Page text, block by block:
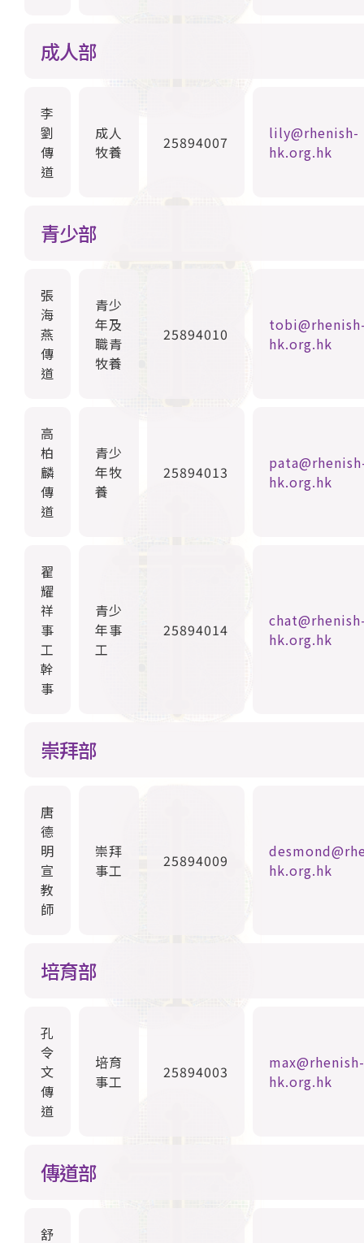
成人部
李
劉
傳
道
成人
牧養
25894007
lily@rhenish-
hk.org.hk
青少部
張
海
燕
傳
道
青少
年及
職青
牧養
25894010
hk.org.hk
高
柏
麟
傳
道
青少
年牧
養
25894013
hk.org.hk
翟
耀
祥
事
工
幹
事
青少
年事
工
25894014
hk.org.hk
崇拜部
唐
德
明
宣
教
師
崇拜
事工
25894009
hk.org.hk
培育部
孔
令
文
傳
道
培育
事工
25894003
max@rhenish-
hk.org.hk
傳道部
舒